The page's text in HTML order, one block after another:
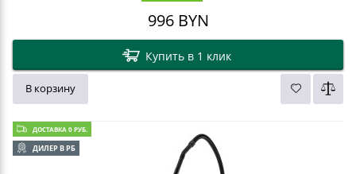
996BYN
Купить в 1 клик
В корзину
ДОСТАВКА 0 РУБ.
ДИЛЕР В РБ